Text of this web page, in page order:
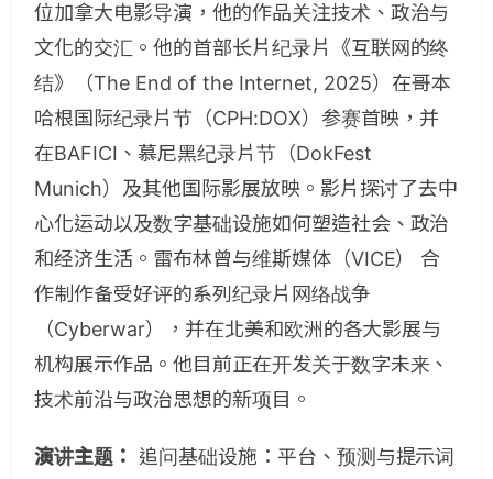
位加拿大电影导演，他的作品关注技术、政治与
文化的交汇。他的首部长片纪录片《互联网的终
结》（The End of the Internet, 2025）在哥本
哈根国际纪录片节（CPH:DOX）参赛首映，并
在BAFICI、慕尼黑纪录片节（DokFest
Munich）及其他国际影展放映。影片探讨了去中
心化运动以及数字基础设施如何塑造社会、政治
和经济生活。雷布林曾与维斯媒体（VICE） 合
作制作备受好评的系列纪录片网络战争
（Cyberwar），并在北美和欧洲的各大影展与
机构展示作品。他目前正在开发关于数字未来、
技术前沿与政治思想的新项目。
演讲主题： 追问基础设施：平台、预测与提示词